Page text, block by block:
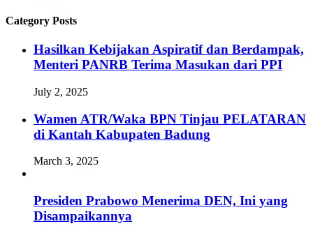
Category Posts
Hasilkan Kebijakan Aspiratif dan Berdampak,
Menteri PANRB Terima Masukan dari PPI
July 2, 2025
Wamen ATR/Waka BPN Tinjau PELATARAN
di Kantah Kabupaten Badung
March 3, 2025
Presiden Prabowo Menerima DEN, Ini yang
Disampaikannya